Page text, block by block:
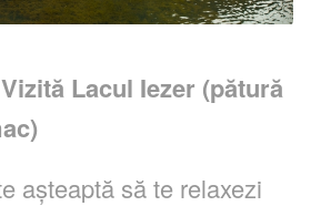
Lacul Iezer (pătură
așteaptă să te relaxezi